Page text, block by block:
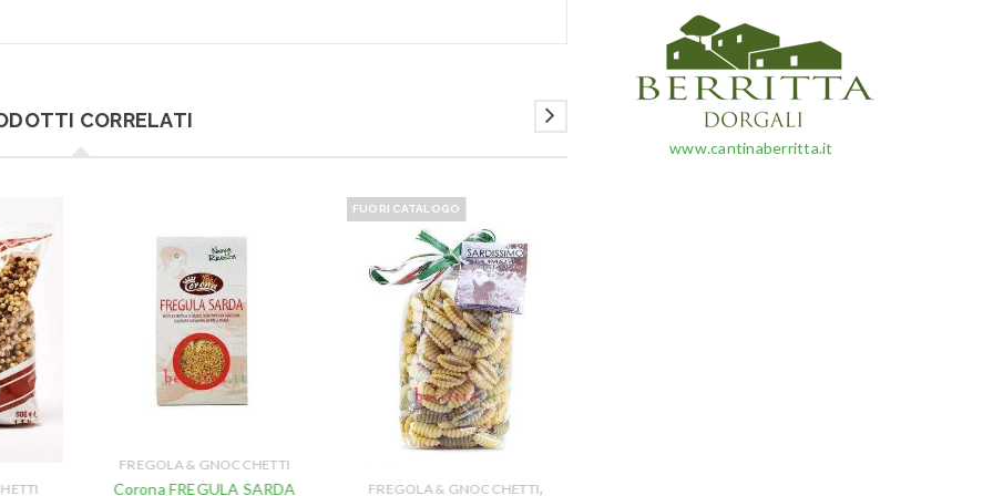
CORRELATI
FREGOLA & GNOCCHETTI
Corona FREGULA SARDA
FUORI CATALOGO
FREGOLA & GNOCCHETTI,
www.cantinaberritta.it